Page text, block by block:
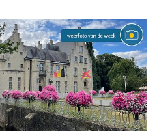
. . zondag 2 augustus 2026
van de week. Weer&Radar